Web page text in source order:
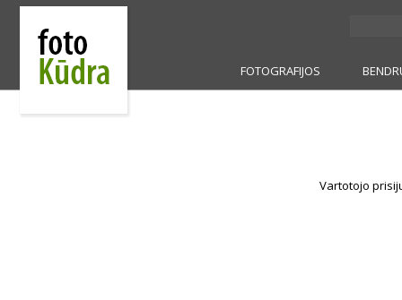
FOTOGRAFIJOS
Vartotojo